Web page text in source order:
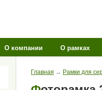
О компании О рамках
Главная → Рамки для